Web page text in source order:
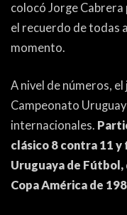
ENCUESTAS
EDITORIALES
colocó Jorge
el recuerdo de todas
momento.
A nivel de números,
Campeonato
internacionales.
clásico 8 contra 11
Uruguaya de Fútbol,
Copa América de